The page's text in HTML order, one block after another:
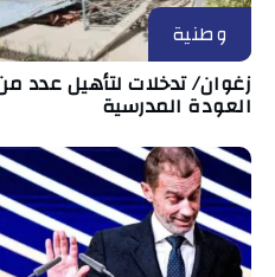
وطنية
زغوان/ تدخلات لتأهيل عدد
العودة المدرسية